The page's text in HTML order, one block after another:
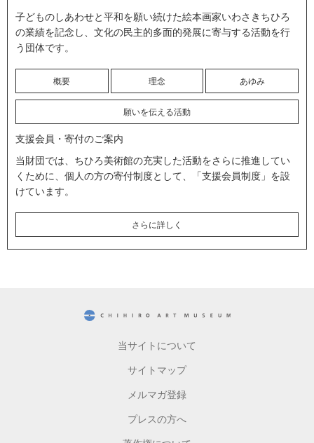
子どものしあわせと平和を願い続けた絵本画家いわさきちひろ
の業績を記念し、文化の民主的多面的発展に寄与する活動を行
う団体です。
概要 理念 あゆみ
願いを伝える活動
支援会員・寄付のご案内
当財団では、ちひろ美術館の充実した活動をさらに推進してい
くために、個人の方の寄付制度として、「支援会員制度」を設
けています。
さらに詳しく
当サイトについて
サイトマップ
メルマガ登録
プレスの方へ